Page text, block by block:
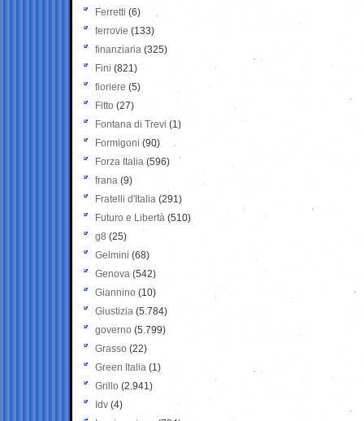
Ferretti (6)
ferrovie (133)
finanziaria (325)
Fini (821)
fioriere (5)
Fitto (27)
Fontana di Trevi (1)
Formigoni (90)
Forza Italia (596)
frana (9)
Fratelli d'Italia (291)
Futuro e Libertà (510)
g8 (25)
Gelmini (68)
Genova (542)
Giannino (10)
Giustizia (5.784)
governo (5.799)
Grasso (22)
Green Italia (1)
Grillo (2.941)
Idv (4)